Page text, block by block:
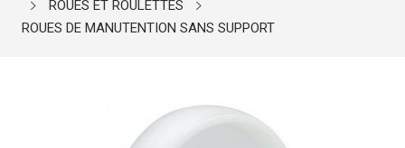
ROUES ET ROULETTES
ROUES DE MANUTENTION SANS SUPPORT